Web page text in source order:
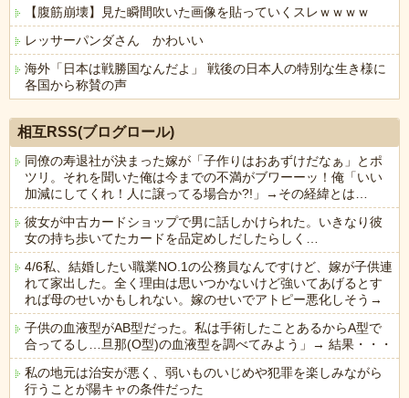
【腹筋崩壊】見た瞬間吹いた画像を貼っていくスレｗｗｗｗ
レッサーパンダさん かわいい
海外「日本は戦勝国なんだよ」 戦後の日本人の特別な生き様に
各国から称賛の声
相互RSS(ブログロール)
同僚の寿退社が決まった嫁が「子作りはおあずけだなぁ」とポ
ツリ。それを聞いた俺は今までの不満がブワーーッ！俺「いい
加減にしてくれ！人に譲ってる場合か?!」→その経緯とは…
彼女が中古カードショップで男に話しかけられた。いきなり彼
女の持ち歩いてたカードを品定めしだしたらしく…
4/6私、結婚したい職業NO.1の公務員なんですけど、嫁が子供連
れて家出した。全く理由は思いつかないけど強いてあげるとす
れば母のせいかもしれない。嫁のせいでアトピー悪化しそう→
子供の血液型がAB型だった。私は手術したことあるからA型で
合ってるし…旦那(O型)の血液型を調べてみよう」→ 結果・・・
私の地元は治安が悪く、弱いものいじめや犯罪を楽しみながら
行うことが陽キャの条件だった